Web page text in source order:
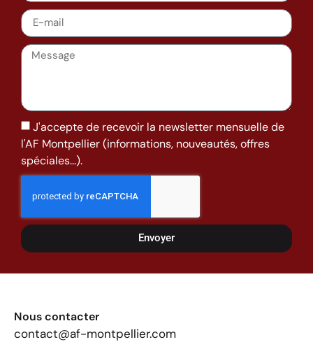
J'accepte de recevoir la newsletter mensuelle de
l'AF Montpellier (informations, nouveautés, offres
spéciales...).
Envoyer
Nous contacter
contact@af-montpellier.com